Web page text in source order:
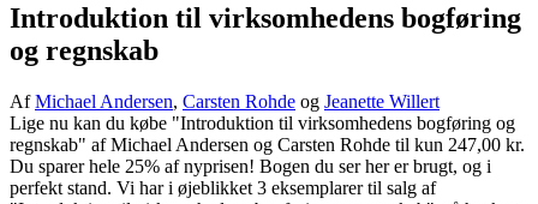
Introduktion til virksomhedens bogføring
og regnskab
AfMichael Andersen, Carsten Rohde og Jeanette Willert
Lige nu kan du købe "Introduktion til virksomhedens bogføring og
regnskab" af Michael Andersen og Carsten Rohde til kun 247,00 kr.
Du sparer hele 25% af nyprisen! Bogen du ser her er brugt, og i
perfekt stand. Vi har i øjeblikket 3 eksemplarer til salg af